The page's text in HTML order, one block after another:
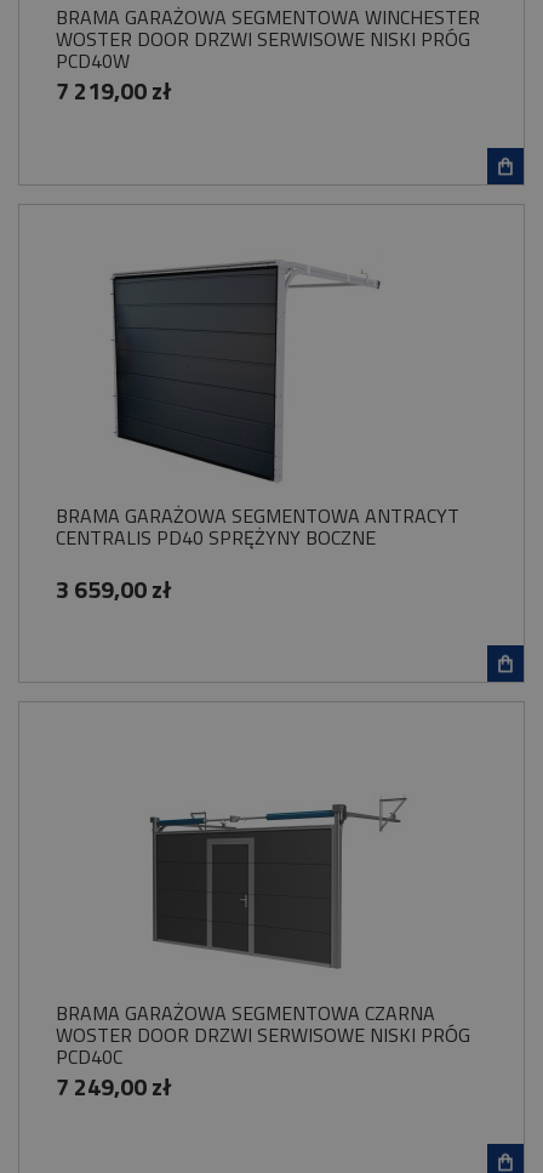
BRAMA GARAŻOWA SEGMENTOWA WINCHESTER
WOSTER DOOR DRZWI SERWISOWE NISKI PRÓG
PCD40W
7 219,00 zł
BRAMA GARAŻOWA SEGMENTOWA ANTRACYT
CENTRALIS PD40 SPRĘŻYNY BOCZNE
3 659,00 zł
BRAMA GARAŻOWA SEGMENTOWA CZARNA
WOSTER DOOR DRZWI SERWISOWE NISKI PRÓG
PCD40C
7 249,00 zł